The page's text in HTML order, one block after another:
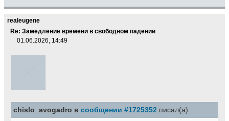
realeugene
Re: Замедление времени в свободном падении
01.06.2026, 14:49
chislo_avogadro в сообщении #1725352 писал(а):